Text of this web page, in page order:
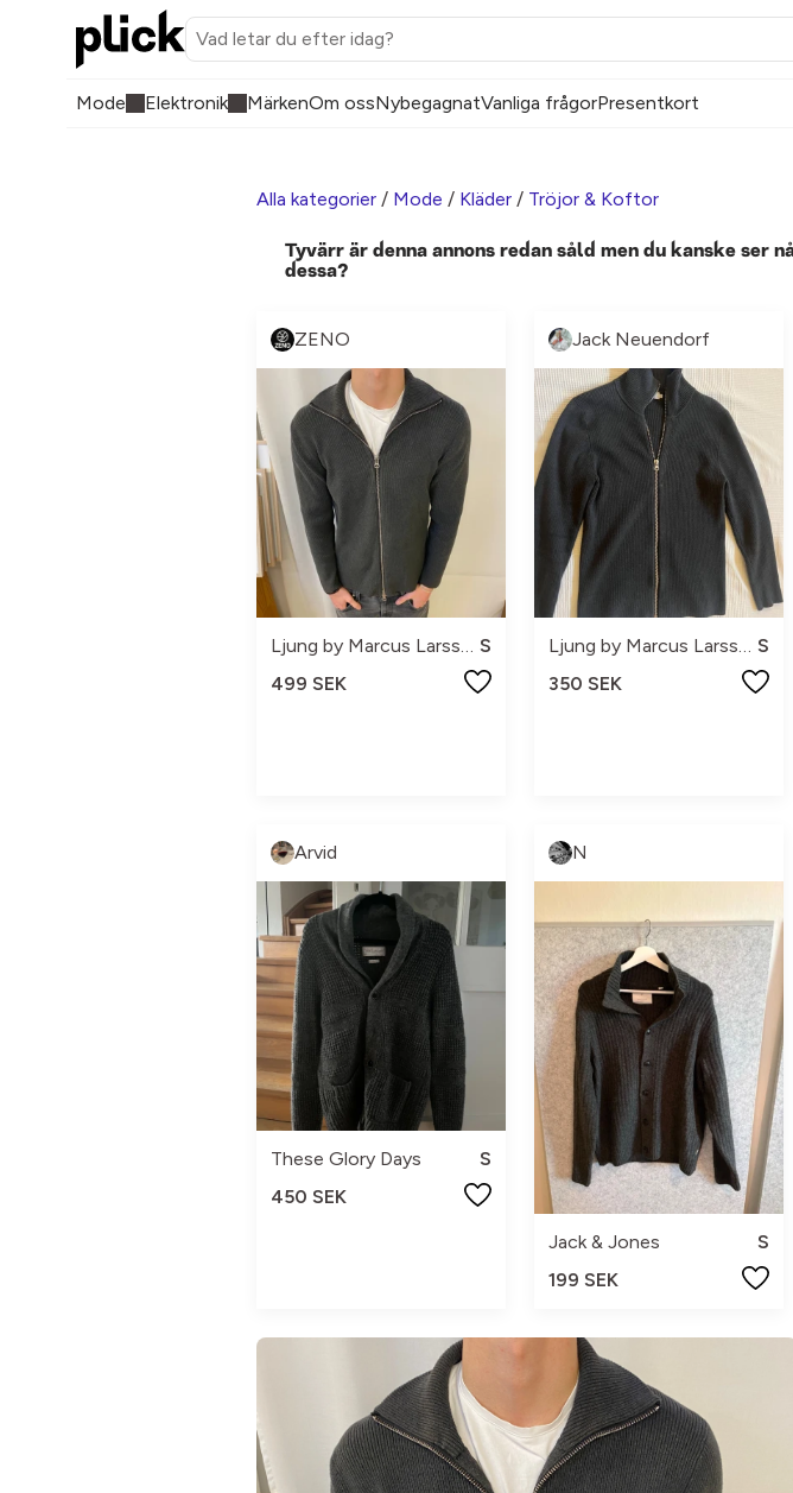
Mode Elektronik MärkenOm ossNybegagnatVanliga frågorPresentkort
Alla kategorier / Mode / Kläder / Tröjor & Koftor
Tyvärr är denna annons redan såld men du kanske ser
dessa?
ZENO
Ljung by Marcus Larsson
499 SEK
Jack Neuendorf
Ljung by Marcus Larsson
350 SEK
Arvid
These Glory Days
S
450 SEK
N
Jack & Jones
S
199 SEK